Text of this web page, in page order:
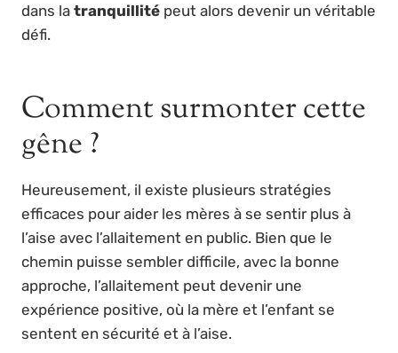
dans la tranquillité peut alors devenir un véritable
défi.
Comment surmonter cette
gêne ?
Heureusement, il existe plusieurs stratégies
efficaces pour aider les mères à se sentir plus à
l’aise avec l’allaitement en public. Bien que le
chemin puisse sembler difficile, avec la bonne
approche, l’allaitement peut devenir une
expérience positive, où la mère et l’enfant se
sentent en sécurité et à l’aise.